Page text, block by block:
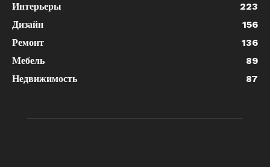
Интерьеры
223
Дизайн
156
Ремонт
136
Мебель
89
Недвижимость
87